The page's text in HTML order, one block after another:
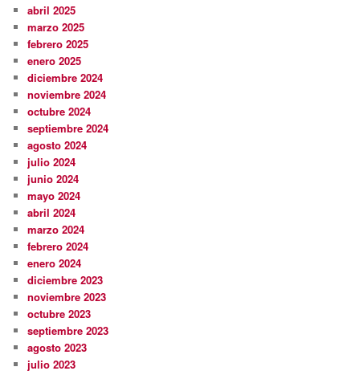
abril 2025
marzo 2025
febrero 2025
enero 2025
diciembre 2024
noviembre 2024
octubre 2024
septiembre 2024
agosto 2024
julio 2024
junio 2024
mayo 2024
abril 2024
marzo 2024
febrero 2024
enero 2024
diciembre 2023
noviembre 2023
octubre 2023
septiembre 2023
agosto 2023
julio 2023